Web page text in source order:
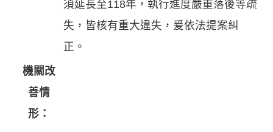
須延長至118年，執行進度嚴重落後等疏
失，皆核有重大違失，爰依法提案糾
正。
機關改
善情
形：